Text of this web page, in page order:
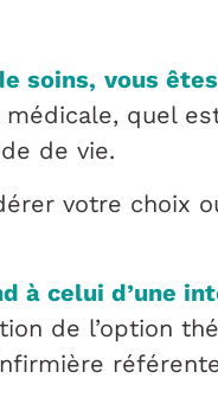
soins, vous
quel
de vie.
votre choix
à celui d’une
de l’option